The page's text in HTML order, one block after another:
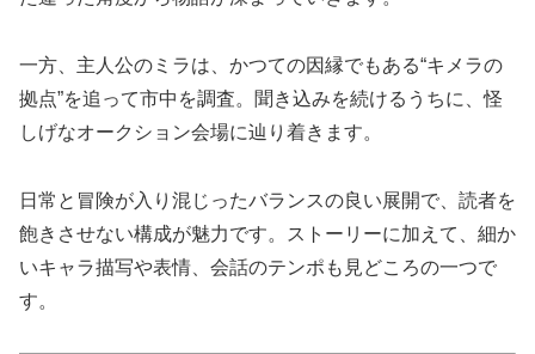
一方、主人公のミラは、かつての因縁でもある“キメラの
拠点”を追って市中を調査。聞き込みを続けるうちに、怪
しげなオークション会場に辿り着きます。
日常と冒険が入り混じったバランスの良い展開で、読者を
飽きさせない構成が魅力です。ストーリーに加えて、細か
いキャラ描写や表情、会話のテンポも見どころの一つで
す。